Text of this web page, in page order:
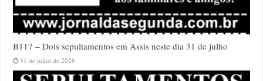
B117 – Dois sepultamentos em Assis neste dia 31 de julho
31 de julho de 2026